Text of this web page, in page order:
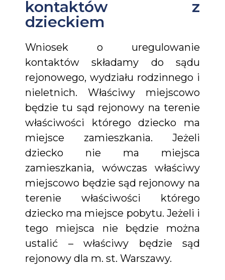
kontaktów z
dzieckiem
Wniosek o uregulowanie
kontaktów składamy do sądu
rejonowego, wydziału rodzinnego i
nieletnich. Właściwy miejscowo
będzie tu sąd rejonowy na terenie
właściwości którego dziecko ma
miejsce zamieszkania. Jeżeli
dziecko nie ma miejsca
zamieszkania, wówczas właściwy
miejscowo będzie sąd rejonowy na
terenie właściwości którego
dziecko ma miejsce pobytu. Jeżeli i
tego miejsca nie będzie można
ustalić – właściwy będzie sąd
rejonowy dla m. st. Warszawy.